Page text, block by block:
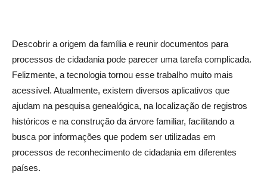
Descobrir a origem da família e reunir documentos para
processos de cidadania pode parecer uma tarefa complicada.
Felizmente, a tecnologia tornou esse trabalho muito mais
acessível. Atualmente, existem diversos aplicativos que
ajudam na pesquisa genealógica, na localização de registros
históricos e na construção da árvore familiar, facilitando a
busca por informações que podem ser utilizadas em
processos de reconhecimento de cidadania em diferentes
países.